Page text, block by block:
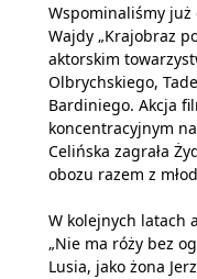
Wspominaliśmy
Wajdy „Krajobraz
aktorskim
Olbrychskiego,
Bardiniego. Akcja
koncentracyjnym
Celińska zagrała
obozu razem z
W kolejnych latach
„Nie ma róży bez
Lusia, jako żona